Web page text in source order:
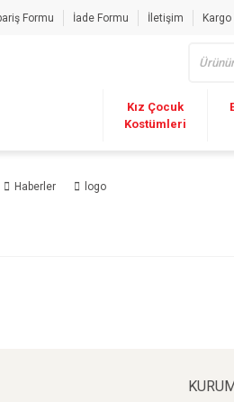
Formu İade Formu İletişim Kargo
Kız Çocuk
Kostümleri
Haberler logo